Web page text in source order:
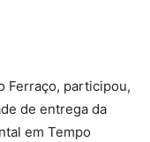
Ferraço, participou,
de entrega da
em Tempo